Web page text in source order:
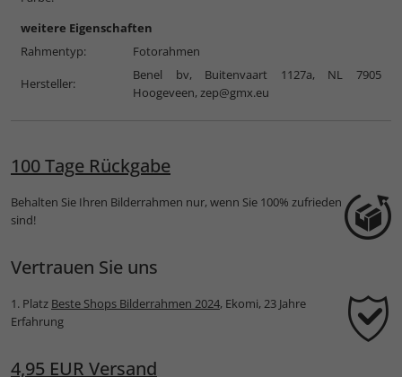
weitere Eigenschaften
Rahmentyp:
Fotorahmen
Hersteller:
Benel bv, Buitenvaart 1127a, NL 7905
Hoogeveen,zep@gmx.eu
100 Tage Rückgabe
Behalten Sie Ihren Bilderrahmen nur, wenn Sie 100% zufrieden
sind!
Vertrauen Sie uns
1. Platz Beste Shops Bilderrahmen 2024, Ekomi, 23 Jahre
Erfahrung
4,95 EUR Versand